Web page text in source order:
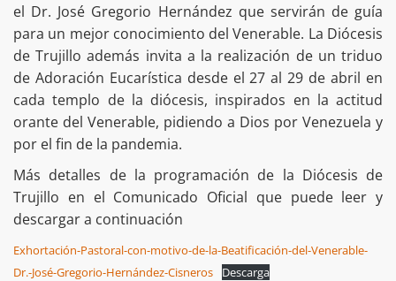
el Dr. José Gregorio Hernández que servirán de guía
para un mejor conocimiento del Venerable. La Diócesis
de Trujillo además invita a la realización de un triduo
de Adoración Eucarística desde el 27 al 29 de abril en
cada templo de la diócesis, inspirados en la actitud
orante del Venerable, pidiendo a Dios por Venezuela y
por el fin de la pandemia.
Más detalles de la programación de la Diócesis de
Trujillo en el Comunicado Oficial que puede leer y
descargar a continuación
Exhortación-Pastoral-con-motivo-de-la-Beatificación-del-Venerable-
Dr.-José-Gregorio-Hernández-Cisneros
Descarga